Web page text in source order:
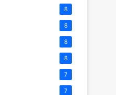
8
8
8
8
7
7